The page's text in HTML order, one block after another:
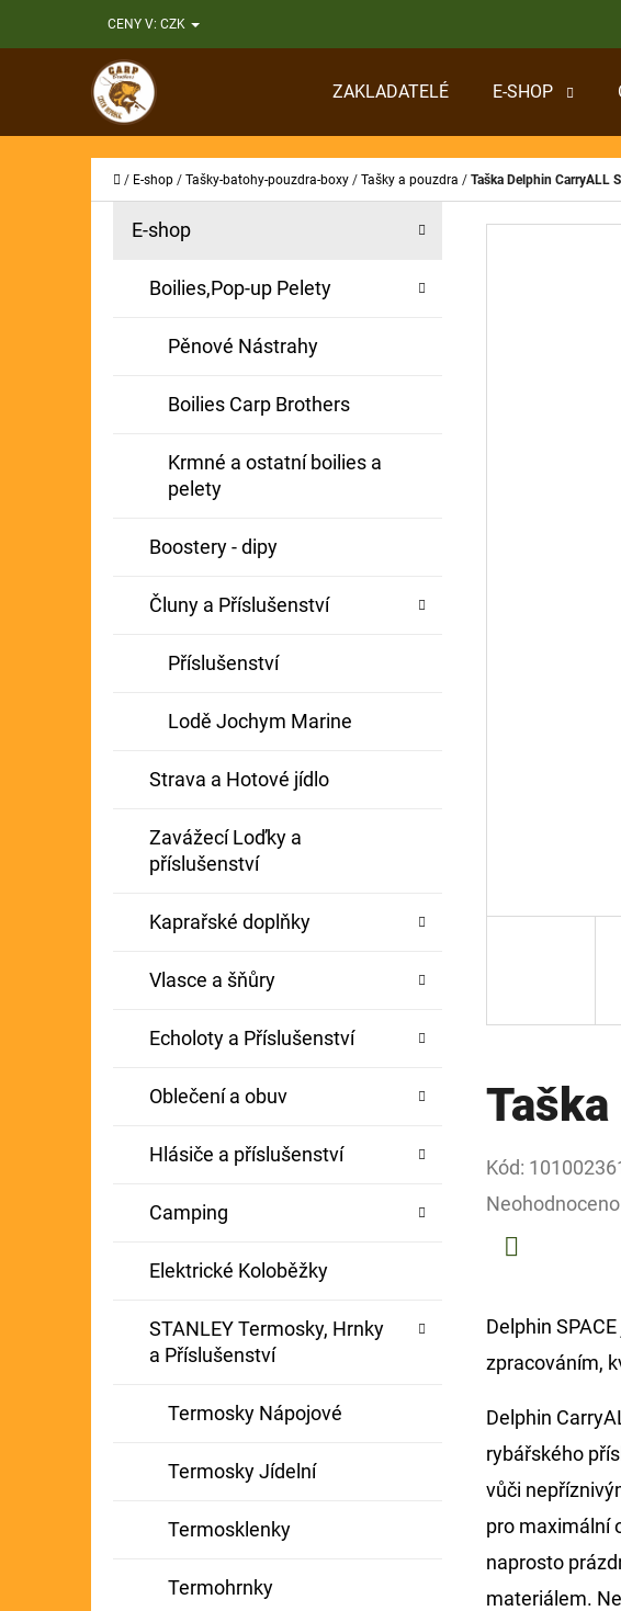
na
CENY V: CZK
ZAKLADATELÉ E-SHOP
Domů
/ E-shop / Tašky-batohy-pouzdra-boxy / Tašky a pouzdra / Taška Delphin CarryALL
Přeskočit
E-shop
Boilies,Pop-up Pelety
Pěnové Nástrahy
Boilies Carp Brothers
Krmné a ostatní boilies a
pelety
Boostery - dipy
Čluny a Příslušenství
Příslušenství
Lodě Jochym Marine
Strava a Hotové jídlo
Zavážecí Loďky a
příslušenství
Kaprařské doplňky
Vlasce a šňůry
Echoloty a Příslušenství
Oblečení a obuv
Hlásiče a příslušenství
Camping
Elektrické Koloběžky
STANLEY Termosky, Hrnky
a Příslušenství
Termosky Nápojové
Termosky Jídelní
Termosklenky
Termohrnky
Taška
Kód:
Průměrné
hodnocení
5
hvězdiček.
Neohodnoceno
Delphin
zpracováním,
Delphin
rybářského
vůči
pro maximální
naprosto
materiálem.
O
Í
Zpět
do
obchodu
Zpět
do
obchodu
CO
BOILIE RIG PLUS 25LB
Původně: 79 Kč
OLOVĚNÁ
CYBERBARBED